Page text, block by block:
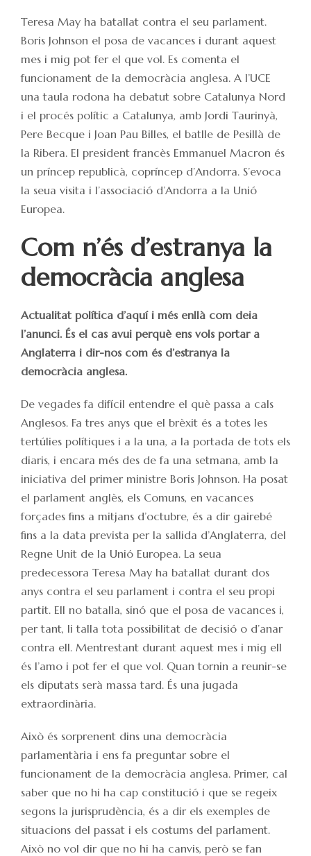
Teresa May ha batallat contra el seu parlament.
Boris Johnson el posa de vacances i durant aquest
mes i mig pot fer el que vol. Es comenta el
funcionament de la democràcia anglesa. A l’UCE
una taula rodona ha debatut sobre Catalunya Nord
i el procés polític a Catalunya, amb Jordi Taurinyà,
Pere Becque i Joan Pau Billes, el batlle de Pesillà de
la Ribera. El president francès Emmanuel Macron és
un príncep republicà, copríncep d’Andorra. S’evoca
la seua visita i l’associació d’Andorra a la Unió
Europea.
Com n’és d’estranya la
democràcia anglesa
Actualitat política d’aquí i més enllà com deia
l’anunci. És el cas avui perquè ens vols portar a
Anglaterra i dir-nos com és d’estranya la
democràcia anglesa.
De vegades fa difícil entendre el què passa a cals
Anglesos. Fa tres anys que el brèxit és a totes les
tertúlies polítiques i a la una, a la portada de tots els
diaris, i encara més des de fa una setmana, amb la
iniciativa del primer ministre Boris Johnson. Ha posat
el parlament anglès, els Comuns, en vacances
forçades fins a mitjans d’octubre, és a dir gairebé
fins a la data prevista per la sallida d’Anglaterra, del
Regne Unit de la Unió Europea. La seua
predecessora Teresa May ha batallat durant dos
anys contra el seu parlament i contra el seu propi
partit. Ell no batalla, sinó que el posa de vacances i,
per tant, li talla tota possibilitat de decisió o d’anar
contra ell. Mentrestant durant aquest mes i mig ell
és l’amo i pot fer el que vol. Quan tornin a reunir-se
els diputats serà massa tard. És una jugada
extraordinària.
Això és sorprenent dins una democràcia
parlamentària i ens fa preguntar sobre el
funcionament de la democràcia anglesa. Primer, cal
saber que no hi ha cap constitució i que se regeix
segons la jurisprudència, és a dir els exemples de
situacions del passat i els costums del parlament.
Això no vol dir que no hi ha canvis, però se fan